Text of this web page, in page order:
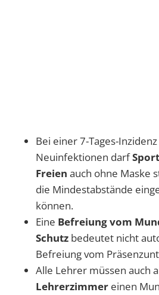
Bei einer 7-Tages-
Neuinfektionen darf
Freien auch ohne Maske
die Mindestabstände
können.
Eine Befreiung vom
Schutz bedeutet nicht
Befreiung vom
Alle Lehrer müssen auch
Lehrerzimmer einen